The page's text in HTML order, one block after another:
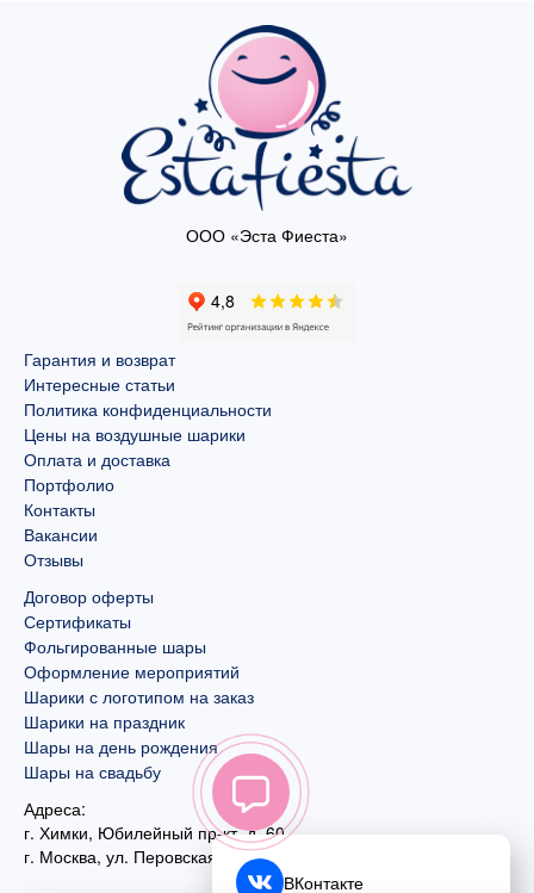
ООО «Эста Фиеста»
Гарантия и возврат
Интересные статьи
Политика конфиденциальности
Цены на воздушные шарики
Оплата и доставка
Портфолио
Контакты
Вакансии
Отзывы
Договор оферты
Сертификаты
Фольгированные шары
Оформление мероприятий
Шарики с логотипом на заказ
Шарики на праздник
Шары на день рождения
Шары на свадьбу
Адреса:
г. Химки, Юбилейный пр-кт, д. 60
г. Москва, ул. Перовская, д. 59
ВКонтакте